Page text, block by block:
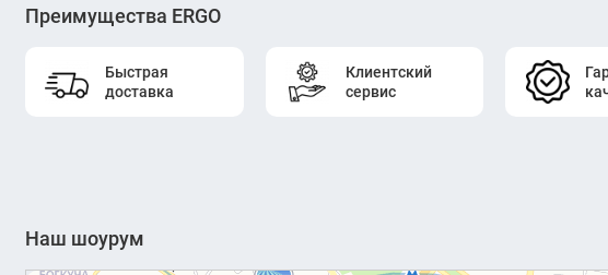
Преимущества ERGO
Быстрая
доставка
Клиентский
сервис
Наш шоурум